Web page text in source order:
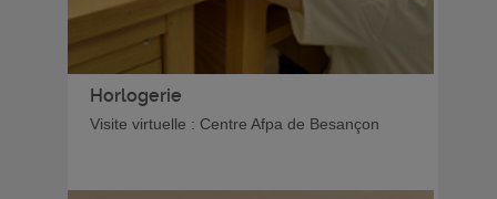
Horlogerie
Visite virtuelle : Centre Afpa de Besançon